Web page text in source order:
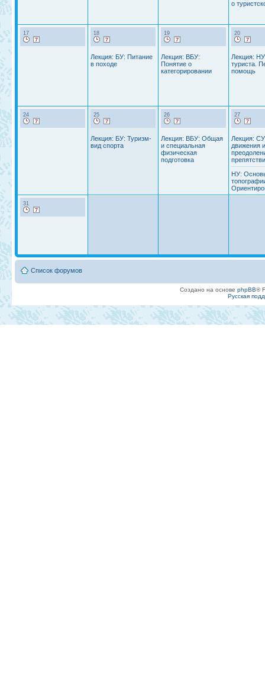
о
17 18
Лекция: БУ: Питание
в походе
19
Лекция: ВБУ:
Понятие о
категорировании
20
Лекция:
туриста.
помощь
24 25
Лекция: БУ: Туризм-
вид спорта
26
Лекция: ВБУ: Общая
и специальная
физическая
подготовка
27
Лекция:
движения и
НУ:
31
Список форумов
Создано на основе phpBB®
Русская